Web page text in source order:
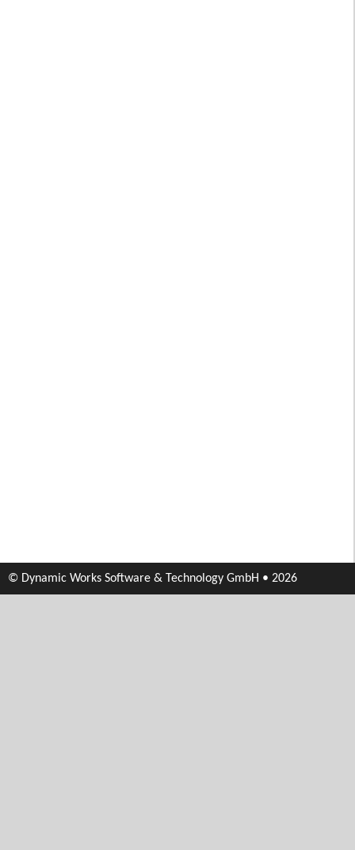
© Dynamic Works Software & Technology GmbH • 2026